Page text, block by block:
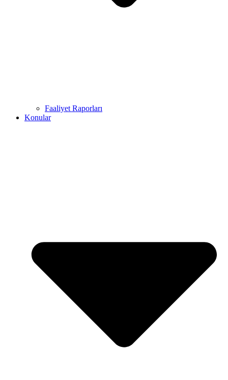
Faaliyet Raporları
Konular